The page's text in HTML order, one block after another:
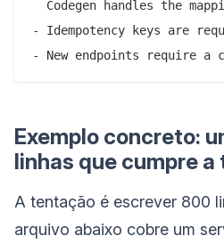
Codegen handles the
- Idempotency keys are
Exemplo concreto:
linhas que cumpre a
A tentação é escrever 800
arquivo abaixo cobre um